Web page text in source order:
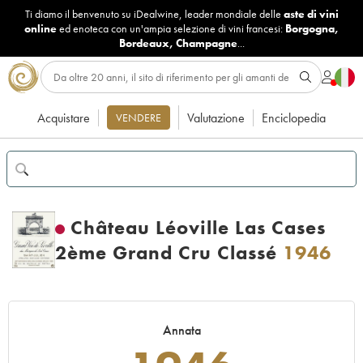
Ti diamo il benvenuto su iDealwine, leader mondiale delle aste di vini
onlineed enoteca con un'ampia selezione di vini francesi: Borgogna,
Bordeaux, Champagne...
Acquistare VENDERE Valutazione Enciclopedia
Château Léoville Las Cases
2ème Grand Cru Classé 1946
Annata